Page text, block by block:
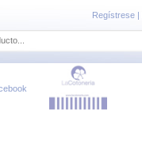
Regístrese |